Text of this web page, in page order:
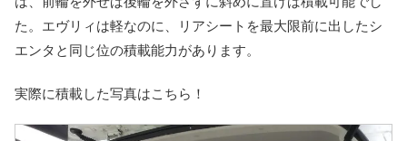
た。エヴリィは軽なのに、リアシートを最大限前に出したシ
エンタと同じ位の積載能力があります。
実際に積載した写真はこちら！